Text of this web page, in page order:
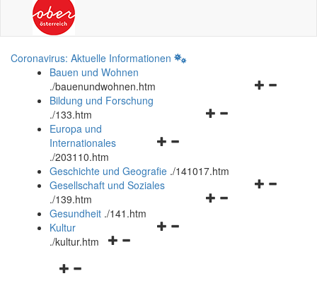
Coronavirus: Aktuelle Informationen
Bauen und Wohnen
./bauenundwohnen.htm
Navigationsmenü
Bildung und Forschung
./133.htm
Navigationsmenü
und
schließen
Europa und
Internationales
./203110.htm
Geschichte und Geografie ./141017.htm
Navigationsmenü
Gesellschaft und Soziales
./139.htm
Navigationsmenü
Gesundheit ./141.htm
Navigationsmenü
Kultur
./kultur.htm
Navigationsmenü